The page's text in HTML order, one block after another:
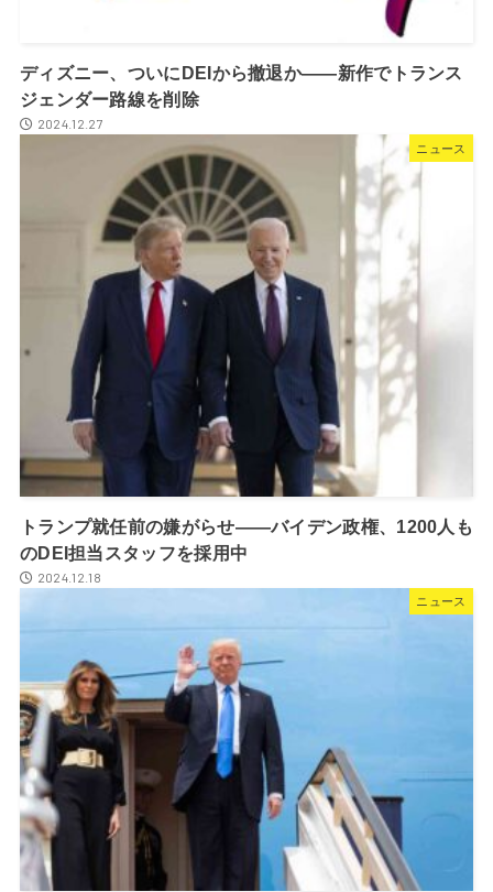
ディズニー、ついにDEIから撤退か――新作でトランス
ジェンダー路線を削除
2024.12.27
ニュース
トランプ就任前の嫌がらせ――バイデン政権、1200人も
のDEI担当スタッフを採用中
2024.12.18
ニュース